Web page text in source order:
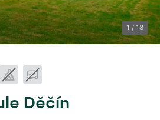
1 / 18
Děčín